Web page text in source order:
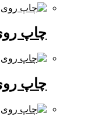
چاپ روی چوب
چاپ روی چرم